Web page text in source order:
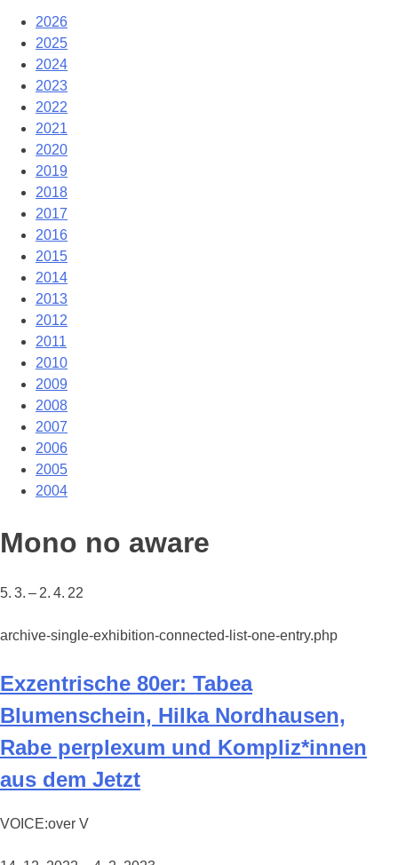
2026
2025
2024
2023
2022
2021
2020
2019
2018
2017
2016
2015
2014
2013
2012
2011
2010
2009
2008
2007
2006
2005
2004
Mono no aware
5. 3. – 2. 4. 22
archive-single-exhibition-connected-list-one-entry.php
Exzentrische 80er: Tabea
Blumenschein, Hilka Nordhausen,
Rabe perplexum und Kompliz*innen
aus dem Jetzt
VOICE:over V